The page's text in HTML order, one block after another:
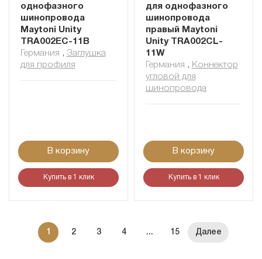
однофазного
шинопровода
Maytoni Unity
TRA002EC-11B
Германия , Заглушка
для профиля
В корзину
Купить в 1 клик
для однофазного
шинопровода
правый Maytoni
Unity TRA002CL-
11W
Германия , Коннектор
угловой для
шинопровода
В корзину
Купить в 1 клик
1 2 3 4 ... 15